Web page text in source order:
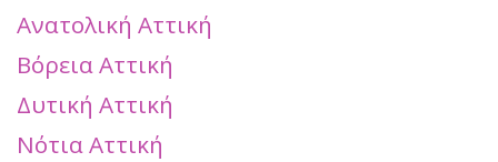
Ανατολική Αττική
Βόρεια Αττική
Δυτική Αττική
Νότια Αττική